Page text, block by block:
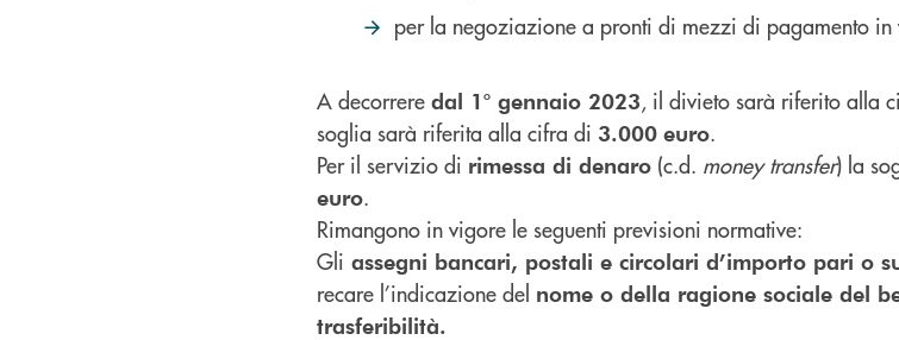
per la negoziazione a pronti di mezzi di pagamento
A decorrere dal 1° gennaio 2023, il divieto sarà riferito alla
soglia sarà riferita alla cifra di 3.000 euro.
Per il servizio di rimessa di denaro (c.d. money transfer) la
euro.
Rimangono in vigore le seguenti previsioni normative:
Gli assegni bancari, postali e circolari d’importo pari o
recare l’indicazione del nome o della ragione sociale del
trasferibilità.